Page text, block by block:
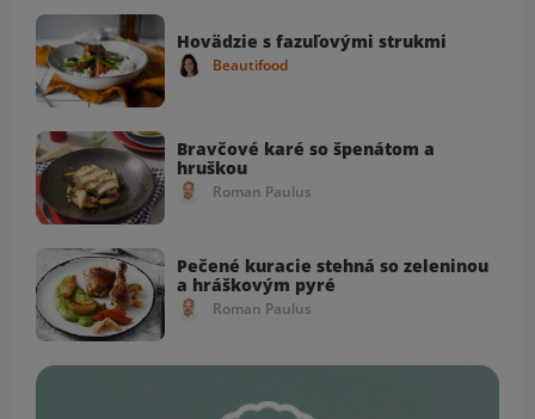
Hovädzie s fazuľovými strukmi
Beautifood
Bravčové karé so špenátom a
hruškou
Roman Paulus
Pečené kuracie stehná so zeleninou
a hráškovým pyré
Roman Paulus